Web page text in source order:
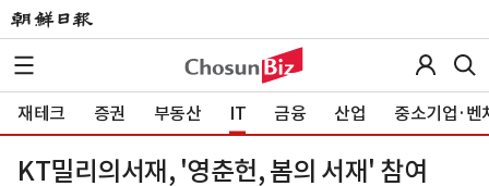
재테크 증권 부동산 IT 금융 산업 중소기업·벤
KT밀리의서재, '영춘헌, 봄의 서재' 참여